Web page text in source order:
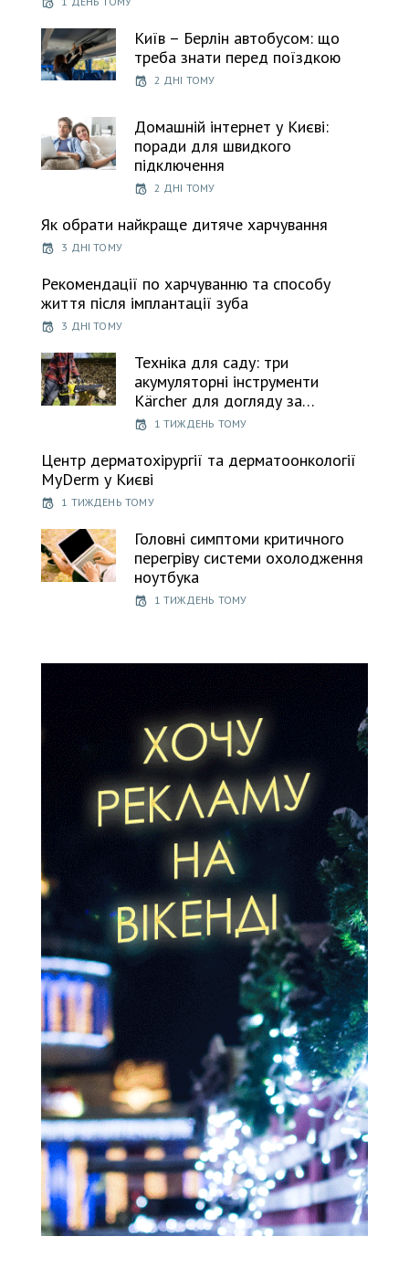
Київ – Берлін автобусом: що
треба знати перед поїздкою
2 ДНІ ТОМУ
Домашній інтернет у Києві:
поради для швидкого
підключення
2 ДНІ ТОМУ
Як обрати найкраще дитяче харчування
3 ДНІ ТОМУ
Рекомендації по харчуванню та способу
життя після імплантації зуба
3 ДНІ ТОМУ
Техніка для саду: три
акумуляторні інструменти
Kärcher для догляду за…
1 ТИЖДЕНЬ ТОМУ
Центр дерматохірургії та дерматоонкології
MyDerm у Києві
1 ТИЖДЕНЬ ТОМУ
Головні симптоми критичного
перегріву системи охолодження
ноутбука
1 ТИЖДЕНЬ ТОМУ